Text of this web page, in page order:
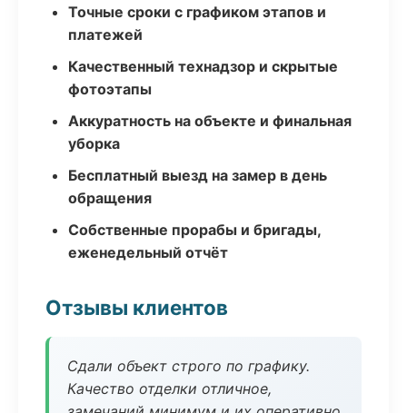
Точные сроки с графиком этапов и
платежей
Качественный технадзор и скрытые
фотоэтапы
Аккуратность на объекте и финальная
уборка
Бесплатный выезд на замер в день
обращения
Собственные прорабы и бригады,
еженедельный отчёт
Отзывы клиентов
Сдали объект строго по графику.
Качество отделки отличное,